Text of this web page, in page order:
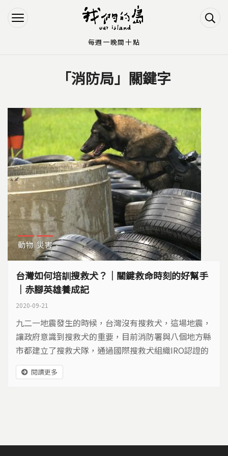
Jump to Navigation
Jump to Main content
「消防局」關鍵字
動物 災害
台灣如何培訓搜救犬？｜關鍵救命時刻的好幫手
｜赤腳英雄養成記
2020-09-21
九二一地震發生的時候，台灣沒有搜救犬，這場地震，
讓政府意識到搜救犬的重要，目前消防署與八個地方縣
市都建立了搜救犬隊，通過國際搜救犬組織IRO認證的
有三十一隻搜救犬。牠們優秀的搜救能力，是如何養成
的呢？閱讀更多
每週一晚間十點